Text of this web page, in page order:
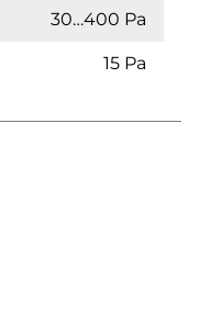
30…400 Pa
15 Pa